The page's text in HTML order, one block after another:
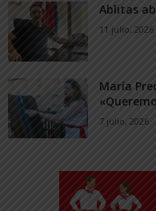
Ablitas
11 julio, 2026
María
7 julio, 2026